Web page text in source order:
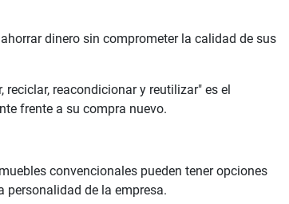
dinero sin comprometer la calidad de sus
reacondicionar y reutilizar" es el
frente a su compra nuevo.
convencionales pueden tener opciones
de la empresa.